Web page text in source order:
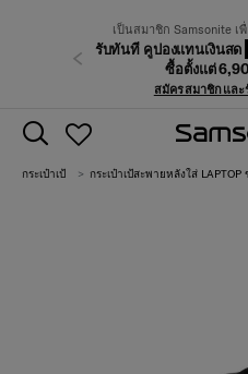
เป็นสมาชิก Samsonite เ
รับทันที คูปองแทนเงินสด
ซื้อตั้งแต่
สมัครสมาชิกและ
ก่อนหน้า
กระเป๋าเป้ กระเป๋าเป้สะพายหลังใส่